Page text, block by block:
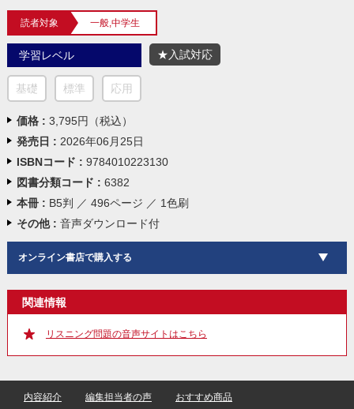
読者対象 一般,中学生
学習レベル
基礎 標準 応用
★入試対応
価格 : 3,795円（税込）
発売日 : 2026年06月25日
ISBNコード : 9784010223130
図書分類コード : 6382
本冊 : B5判 ／ 496ページ ／ 1色刷
その他 : 音声ダウンロード付
オンライン書店で購入する
関連情報
リスニング問題の音声サイトはこちら
内容紹介 編集担当者の声 おすすめ商品